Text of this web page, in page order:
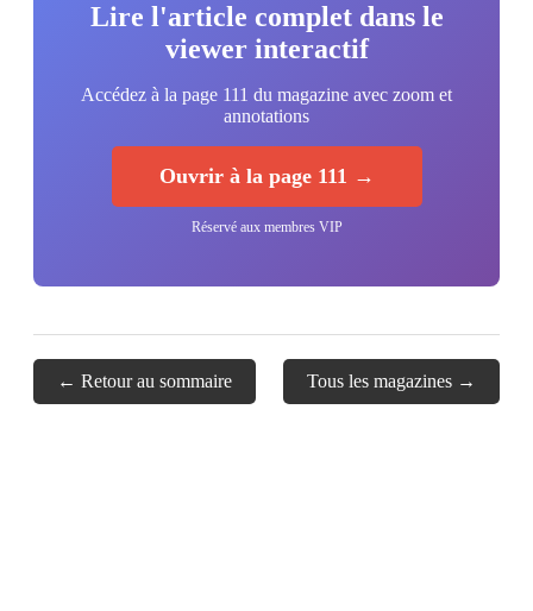
Lire l'article complet dans le
viewer interactif
Accédez à la page 111 du magazine avec zoom et
annotations
Ouvrir à la page 111 →
Réservé aux membres VIP
← Retour au sommaire Tous les magazines →